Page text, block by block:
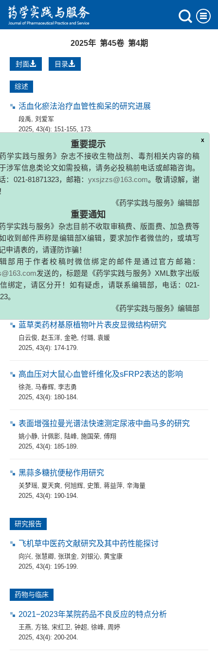
重要提示
学实践与服务》杂志不接收生物战剂、毒剂相关内容的稿
涉军信息类论文如需投稿，请务必投稿前电话或邮箱咨询。
：021-81871323，邮箱：yxsjzzs@163.com
。敬请谅解，谢
《药学实践与服务》编辑部
重要通知
学实践与服务》杂志目前不收取审稿费、版面费、加急费等
收到邮件声称是编辑部X编辑，要求加作者微信的，或填写
申请表的，请谨防诈骗！
部用于作者校稿时微信绑定的邮件是通过官方邮箱：
发送的，标题是《药学实践与服务》XML数字出版
绑定，请区分开！如有疑虑，请联系编辑部，电话：021-
。
《药学实践与服务》编辑部
2025年 第45卷 第4期
封面 目录
综述
活血化瘀法治疗血管性痴呆的研究进展
段禹 刘爱军
2025, 43(4): 151-155, 173.
中药苦参的研究进展
刘梦肖,陈林林, 王彦,张俊平
2025, 43(4): 156-162.
苦参碱及衍生物的抗炎作用及其机制研究进展
宋泽成,刘梦肖
2025, 43(4): 163-168, 194.
论著
淫羊藿中黄酮苷类化合物的群体感应抑制作用研究
江冼芮 ,段雅倩 , 刘畅 ,张成中
蓝草类药材基原植物叶片表皮显微结构研究
白云俊 赵玉洋 金艳 付璐 袁媛
2025, 43(4): 174-179.
高血压对大鼠心血管纤维化及sFRP2表达的影响
徐尧 马春辉 李志勇
2025, 43(4): 180-184.
表面增强拉曼光谱法快速测定尿液中曲马多的研究
姚小静 计佩影 陆峰 施国荣 傅翔
2025, 43(4): 185-189.
黑蒜多糖抗便秘作用研究
关梦瑶 夏天爽 何旭辉 史策 蒋益萍 辛海量
2025, 43(4): 190-194.
研究报告
飞机草中医药文献研究及其中药性能探讨
向兴 张慧卿 张琪金 刘银沁 黄宝康
2025, 43(4): 195-199.
药物与临床
2021−2023年某院药品不良反应的特点分析
王燕 方铭 宋红卫 钟超 徐峰 周婷
2025, 43(4): 200-204.